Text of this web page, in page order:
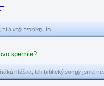
הוֹי הָאֹמְרִים לָרַע
spermie?
hláška, tak biblický songy jsme